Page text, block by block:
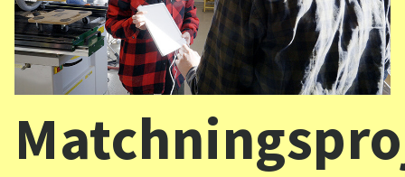
Samarbeten
Aktuellt i SPOK-nätverket